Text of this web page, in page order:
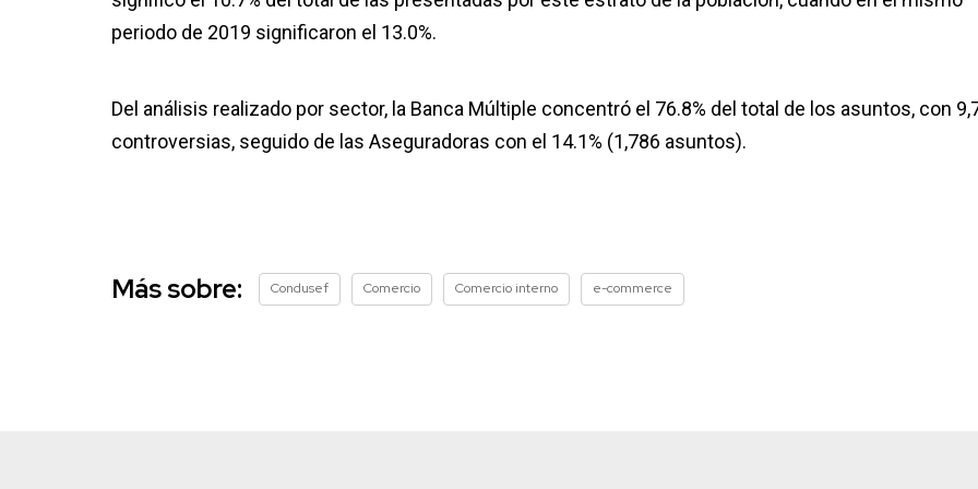
periodo de 2019 significaron el 13.0%.
Del análisis realizado por sector, la Banca Múltiple concentró el 76.8% del total de los asuntos, con
controversias, seguido de las Aseguradoras con el 14.1% (1,786 asuntos).
Más sobre: Condusef Comercio Comercio interno e-commerce